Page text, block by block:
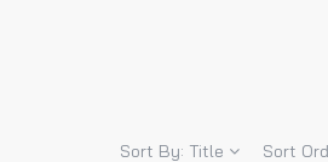
Sort By: Title Sort